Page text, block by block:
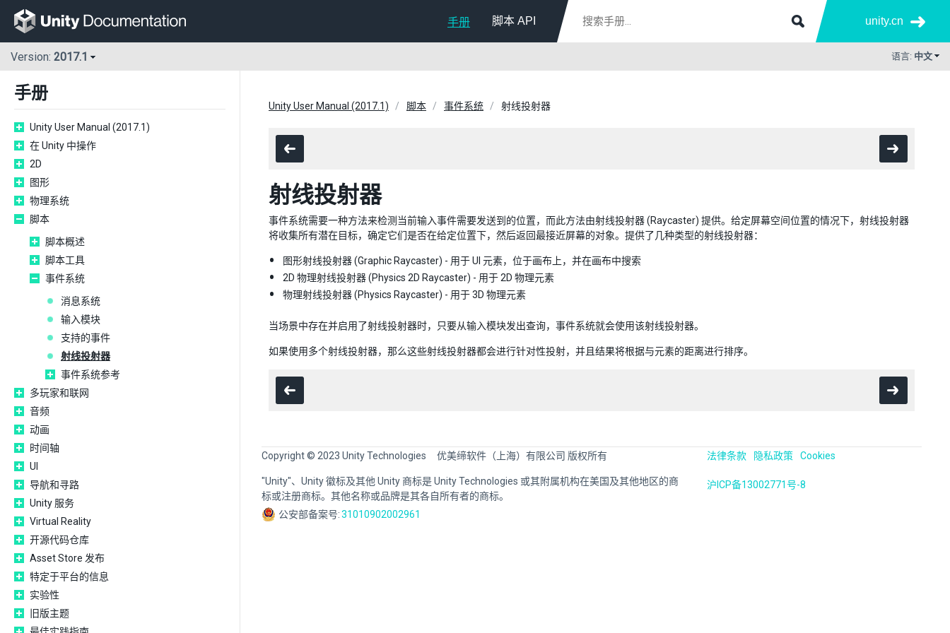
手册 脚本 API unity.cn
Version: 2017.1 语言: 中文
手册
Unity User Manual (2017.1)
在 Unity 中操作
2D
图形
物理系统
脚本
脚本概述
脚本工具
事件系统
消息系统
输入模块
支持的事件
射线投射器
事件系统参考
多玩家和联网
音频
动画
时间轴
UI
导航和寻路
Unity 服务
Virtual Reality
开源代码仓库
Asset Store 发布
特定于平台的信息
实验性
旧版主题
Unity User Manual (2017.1) 脚本 事件系统 射线投射器
射线投射器
事件系统需要一种方法来检测当前输入事件需要发送到的位置，而此方法由射线投射器 (Raycaster) 提供。给定屏幕空间位置的情况下，射线投射器
将收集所有潜在目标，确定它们是否在给定位置下，然后返回最接近屏幕的对象。提供了几种类型的射线投射器：
图形射线投射器 (Graphic Raycaster) - 用于 UI 元素，位于画布上，并在画布中搜索
2D 物理射线投射器 (Physics 2D Raycaster) - 用于 2D 物理元素
物理射线投射器 (Physics Raycaster) - 用于 3D 物理元素
当场景中存在并启用了射线投射器时，只要从输入模块发出查询，事件系统就会使用该射线投射器。
如果使用多个射线投射器，那么这些射线投射器都会进行针对性投射，并且结果将根据与元素的距离进行排序。
Copyright © 2023 Unity Technologies 优美缔软件（上海）有限公司 版权所有
"Unity"、Unity 徽标及其他 Unity 商标是 Unity Technologies 或其附属机构在美国及其他地区的商
标或注册商标。其他名称或品牌是其各自所有者的商标。
公安部备案号:31010902002961
法律条款 隐私政策 Cookies
沪ICP备13002771号-8